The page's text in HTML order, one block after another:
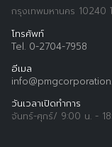
กรุงเทพมหานคร 10240
โทรศัพท์
Tel. 0-2704-7958
อีเมล
วันเวลาเปิดทำการ
จันทร์-ศุกร์/ 9:00 น. -